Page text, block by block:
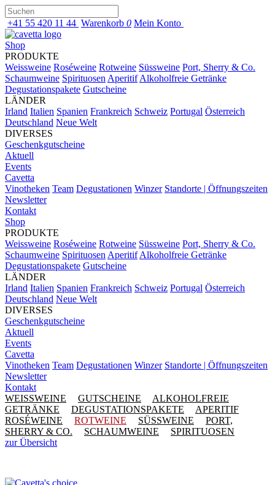
+41 55 420 11 44 Warenkorb 0 Mein Konto
Shop
PRODUKTE
Weissweine Roséweine Rotweine Süssweine Port, Sherry & Co.
Schaumweine Spirituosen Aperitif Alkoholfreie Getränke
Degustationspakete Gutscheine
LÄNDER
Irland Italien Spanien Frankreich Schweiz Portugal Österreich
Deutschland Neue Welt
DIVERSES
Geschenkgutscheine
Aktuell
Events
Cavetta
Vinotheken Team Degustationen Winzer Standorte | Öffnungszeiten
Newsletter
Kontakt
Shop
PRODUKTE
Weissweine Roséweine Rotweine Süssweine Port, Sherry & Co.
Schaumweine Spirituosen Aperitif Alkoholfreie Getränke
Degustationspakete Gutscheine
LÄNDER
Irland Italien Spanien Frankreich Schweiz Portugal Österreich
Deutschland Neue Welt
DIVERSES
Geschenkgutscheine
Aktuell
Events
Cavetta
Vinotheken Team Degustationen Winzer Standorte | Öffnungszeiten
Newsletter
Kontakt
WEISSWEINE
GUTSCHEINE
ALKOHOLFREIE
GETRÄNKE
DEGUSTATIONSPAKETE
APERITIF
ROSÉWEINE
ROTWEINE SÜSSWEINE
PORT,
SHERRY & CO.
SCHAUMWEINE
SPIRITUOSEN
zur Übersicht